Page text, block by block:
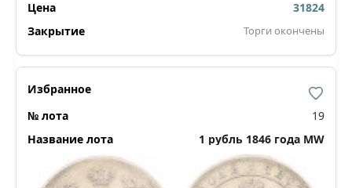
31824
Торги окончены
19
1 рубль 1846 года МW